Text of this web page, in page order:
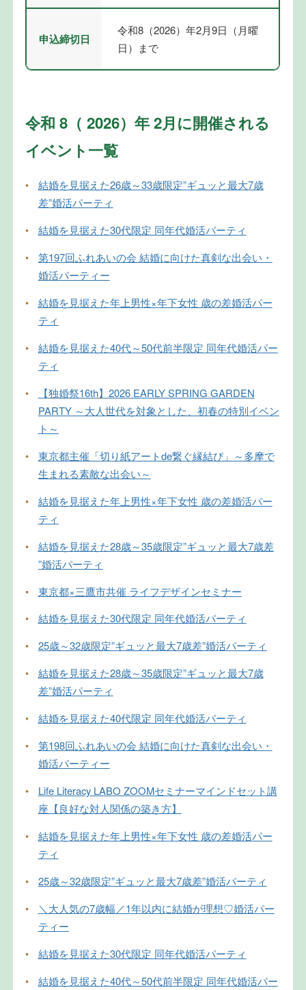
申込締切日
令和8（2026）年2月9日（月曜
日）まで
令和 8（ 2026）年 2月に開催される
イベント一覧
•
結婚を見据えた26歳～33歳限定”ギュッと最大7歳
差”婚活パーティ
•
結婚を見据えた30代限定 同年代婚活パーティ
•
第197回ふれあいの会 結婚に向けた真剣な出会い・
婚活パーティー
•
結婚を見据えた年上男性×年下女性 歳の差婚活パー
ティ
•
結婚を見据えた40代～50代前半限定 同年代婚活パー
ティ
•
【独婚祭16th】2026 EARLY SPRING GARDEN
PARTY ～大人世代を対象とした、初春の特別イベン
ト～
•
東京都主催「切り紙アートde繋ぐ縁結び」～多摩で
生まれる素敵な出会い～
•
結婚を見据えた年上男性×年下女性 歳の差婚活パー
ティ
•
結婚を見据えた28歳～35歳限定”ギュッと最大7歳差
”婚活パーティ
•
東京都×三鷹市共催 ライフデザインセミナー
•
結婚を見据えた30代限定 同年代婚活パーティ
•
25歳～32歳限定”ギュッと最大7歳差”婚活パーティ
•
結婚を見据えた28歳～35歳限定”ギュッと最大7歳
差”婚活パーティ
•
結婚を見据えた40代限定 同年代婚活パーティ
•
第198回ふれあいの会 結婚に向けた真剣な出会い・
婚活パーティー
•
Life Literacy LABO ZOOMセミナーマインドセット講
座【良好な対人関係の築き方】
•
結婚を見据えた年上男性×年下女性 歳の差婚活パー
ティ
•
25歳～32歳限定”ギュッと最大7歳差”婚活パーティ
•
＼大人気の7歳幅／1年以内に結婚が理想♡婚活パー
ティー
•
結婚を見据えた30代限定 同年代婚活パーティ
•
結婚を見据えた40代～50代前半限定 同年代婚活パー